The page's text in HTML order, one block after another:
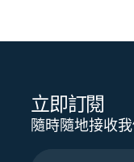
立即訂閱
隨時隨地接收